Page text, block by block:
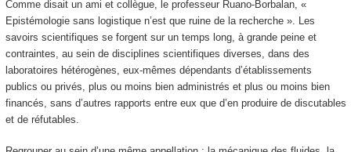
Comme disait un ami et collègue, le professeur Ruano-Borbalan, «
Epistémologie sans logistique n’est que ruine de la recherche ». Les
savoirs scientifiques se forgent sur un temps long, à grande peine et
contraintes, au sein de disciplines scientifiques diverses, dans des
laboratoires hétérogènes, eux-mêmes dépendants d’établissements
publics ou privés, plus ou moins bien administrés et plus ou moins bien
financés, sans d’autres rapports entre eux que d’en produire de discutables
et de réfutables.